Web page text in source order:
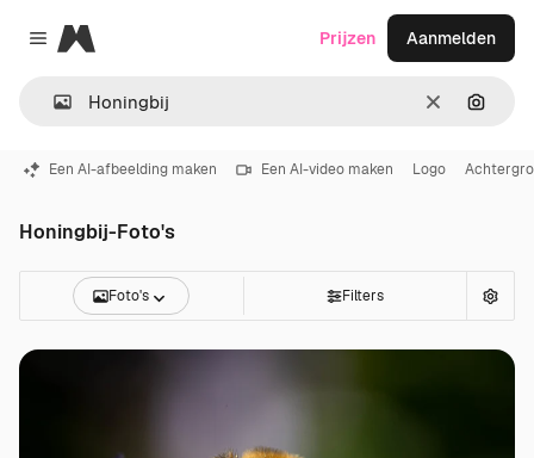
Close menu
Magnific
Wissen
Prijzen Aanmelden
Een AI-afbeelding maken Een AI-video maken Logo
Honingbij-Foto's
Foto's Filters